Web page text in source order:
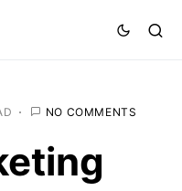
NO COMMENTS